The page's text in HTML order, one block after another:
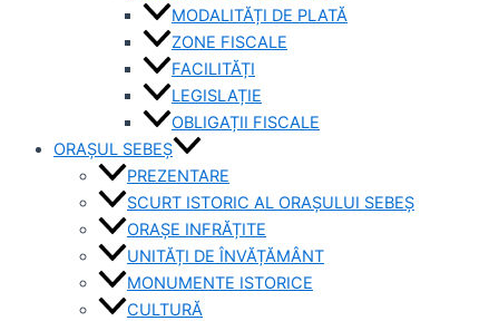
MODALITĂȚI DE PLATĂ
ZONE FISCALE
FACILITĂȚI
LEGISLAȚIE
OBLIGAȚII FISCALE
ORAȘUL SEBEȘ
PREZENTARE
SCURT ISTORIC AL ORAȘULUI SEBEȘ
ORAȘE INFRĂȚITE
UNITĂȚI DE ÎNVĂȚĂMÂNT
MONUMENTE ISTORICE
CULTURĂ